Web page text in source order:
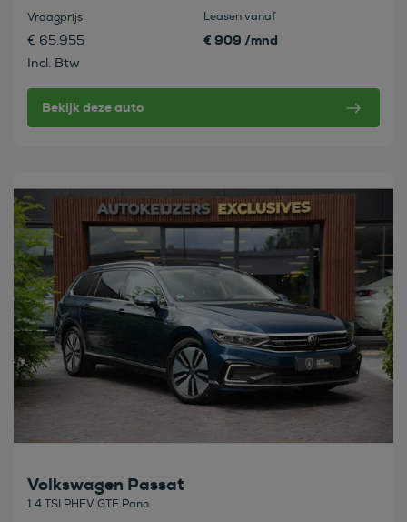
Vraagprijs
€ 65.955
Incl. Btw
Leasen vanaf
€ 909 /mnd
Bekijk deze auto
Bekijk deze auto
Volkswagen Passat
1.4 TSI PHEV GTE Pano